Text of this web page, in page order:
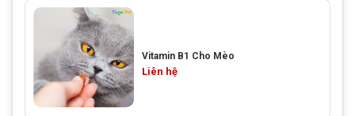
Vitamin B1 Cho Mèo
Liên hệ